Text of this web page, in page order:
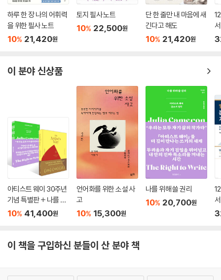
하루 한 장 나의 어휘력
을 위한 필사 노트
10% 21,420원
토지 필사 노트
10% 22,500원
단 한 줄만 내 마음에 새
긴다고 해도
10% 21,420원
이 분야 신상품
아티스트 웨이 30주년
기념 특별판 + 나를 위
해 쓸 권리 세트
10% 41,400원
언어화를 위한 소설 사
고
10% 15,300원
나를 위해 쓸 권리
10% 20,700원
이 책을 구입하신 분들이 산 분야 책